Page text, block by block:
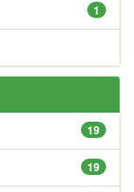
1
19
19